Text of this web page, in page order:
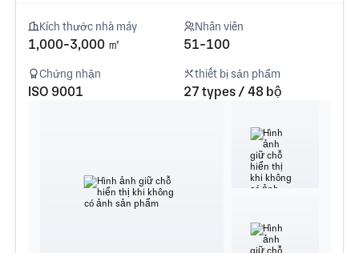
Kích thước nhà máy
1,000-3,000 ㎡
Nhân viên
51-100
Chứng nhận
ISO 9001
thiết bị sản phẩm
27 types / 48 bộ